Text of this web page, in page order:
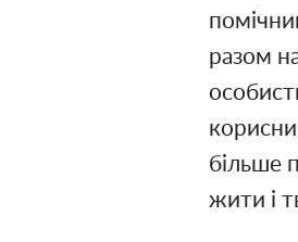
разом
більше
жити і